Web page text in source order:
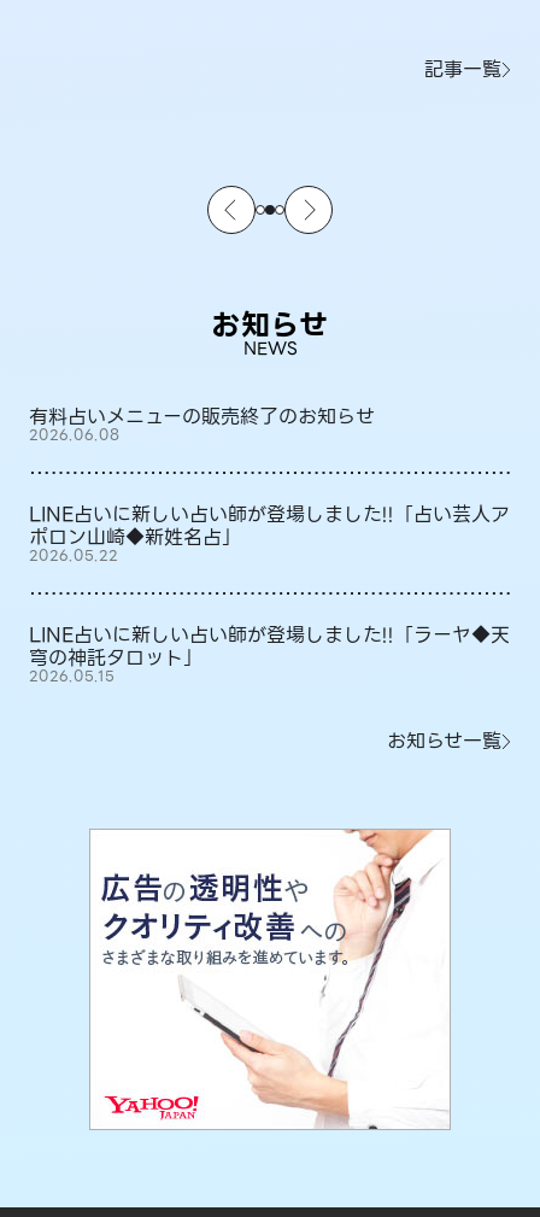
記事一覧
お知らせ
NEWS
有料占いメニューの販売終了のお知らせ
2026.06.08
LINE占いに新しい占い師が登場しました!!「占い芸人ア
ポロン山崎◆新姓名占」
2026.05.22
LINE占いに新しい占い師が登場しました!!「ラーヤ◆天
穹の神託タロット」
2026.05.15
お知らせ一覧